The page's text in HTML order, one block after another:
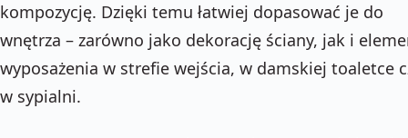
kompozycję. Dzięki temu łatwiej dopasować je do
wnętrza – zarówno jako dekorację ściany, jak i
wyposażenia w strefie wejścia, w damskiej toaletce
w sypialni.